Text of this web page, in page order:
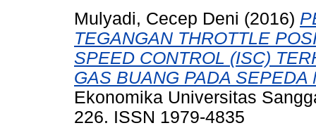
Mulyadi, Cecep Deni (2016)
TEGANGAN THROTTLE
SPEED CONTROL (ISC)
GAS BUANG PADA SEPEDA
Ekonomika Universitas
226. ISSN 1979-4835